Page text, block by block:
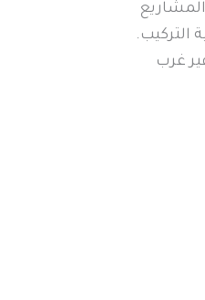
التركيب.
غرب